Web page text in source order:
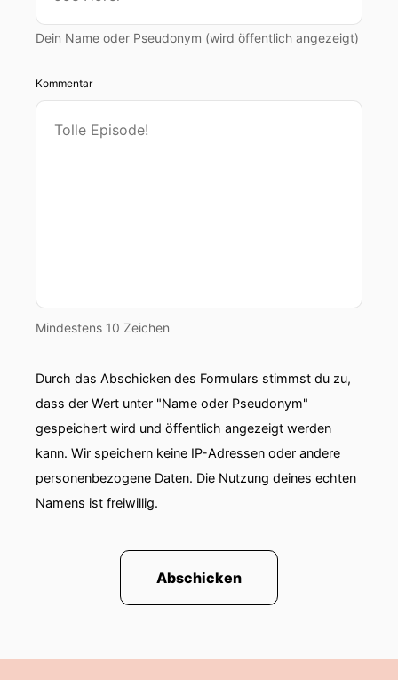
Dein Name oder Pseudonym (wird öffentlich angezeigt)
Kommentar
Mindestens 10 Zeichen
Durch das Abschicken des Formulars stimmst du zu,
dass der Wert unter "Name oder Pseudonym"
gespeichert wird und öffentlich angezeigt werden
kann. Wir speichern keine IP-Adressen oder andere
personenbezogene Daten. Die Nutzung deines echten
Namens ist freiwillig.
Abschicken